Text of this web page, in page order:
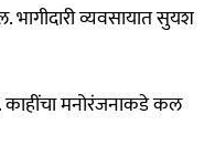
भागीदारी व्यवसायात सुयश
काहींचा मनोरंजनाकडे कल